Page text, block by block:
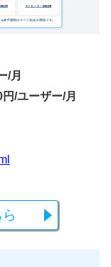
/月
円/ユーザー/月